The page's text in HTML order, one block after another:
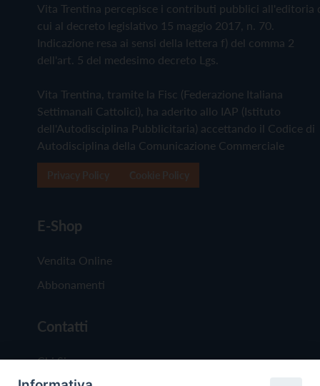
Vita Trentina percepisce i contributi pubblici all'editoria
cui al decreto legislativo 15 maggio 2017, n. 70.
Indicazione resa ai sensi della lettera f) del comma 2
dell'art. 5 del medesimo decreto Lgs.
Vita Trentina, tramite la Fisc (Federazione Italiana
Settimanali Cattolici), ha aderito allo IAP (Istituto
dell'Autodisciplina Pubblicitaria) accettando il Codice di
Autodisciplina della Comunicazione Commerciale
E-Shop
Vendita Online
Abbonamenti
Contatti
Chi Siamo